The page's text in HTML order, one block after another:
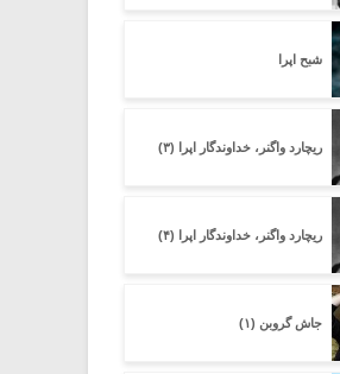
شبح اپرا
ریچارد واگنر، خداوندگار اپرا (۳)
ریچارد واگنر، خداوندگار اپرا (۴)
جاش گروبن (۱)